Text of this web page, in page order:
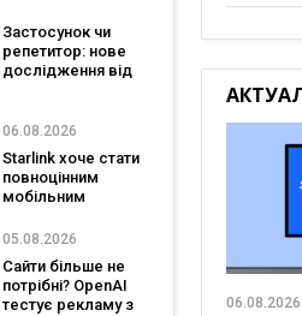
Застосунок чи
репетитор: нове
дослідження від
заговорити
06.08.2026
Starlink хоче стати
повноцінним
мобільним
SpaceX готує
Verizon, AT&T і T-
Mobile
05.08.2026
Сайти більше не
потрібні? OpenAI
тестує рекламу з
06.08.2026